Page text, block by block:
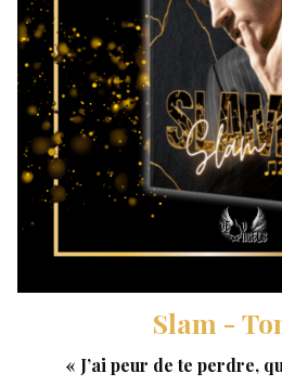
Slam -
« J’ai peur de te perdre,